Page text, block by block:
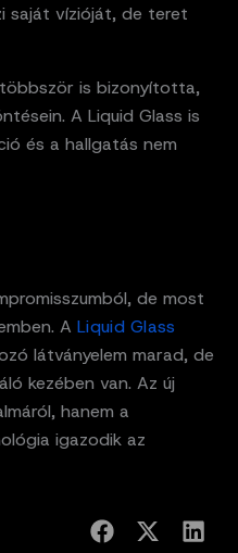
saját vízióját, de teret
is bizonyította,
A Liquid Glass is
és a hallgatás nem
de most
A Liquid Glass
látványelem marad, de
kezében van. Az új
hanem a
igazodik az